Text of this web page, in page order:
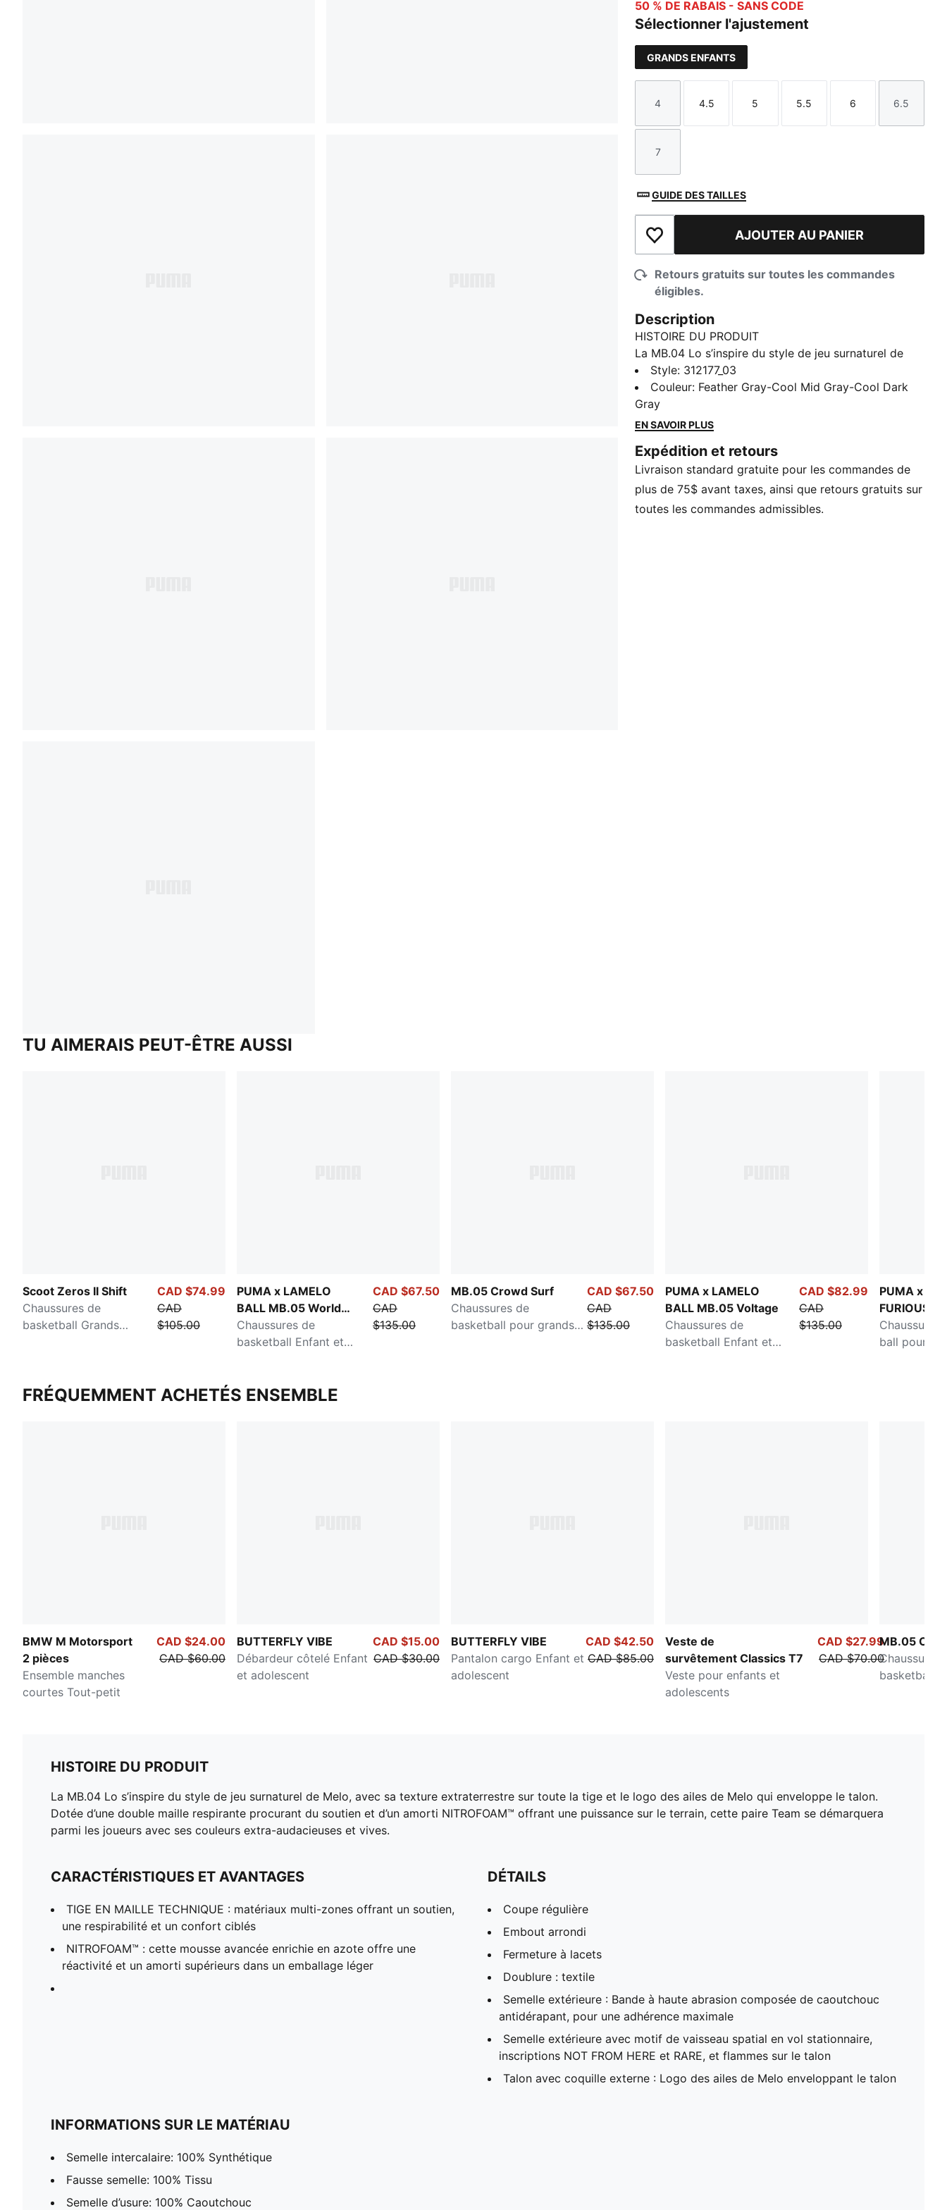
50 % DE RABAIS - SANS CODE
Sélectionner l'ajustement
GRANDS ENFANTS
Taille
4
Taille
4.5
Taille
5
Taille
5.5
Taille
6
Taille
6.5
Taille
7
GUIDE DES TAILLES
Ajouter à la liste de souhaits
AJOUTER AU PANIER
Retours gratuits sur toutes les commandes
éligibles.
Description
HISTOIRE DU PRODUIT
La MB.04 Lo s’inspire du style de jeu surnaturel de
Melo, avec sa texture extraterrestre sur toute la tige
et le logo des ailes de Melo qui enveloppe le talon.
Dotée d’une double maille respirante procurant du
soutien et d’un amorti NITROFOAM™ offrant une
démarquera parmi les joueurs avec ses couleurs
extra-audacieuses et vives.
CARACTÉRISTIQUES ET AVANTAGES
TIGE EN MAILLE TECHNIQUE : matériaux multi-zones
Style: 312177_03
Couleur: Feather Gray-Cool Mid Gray-Cool Dark
Gray
EN SAVOIR PLUS
Expédition et retours
Livraison standard gratuite pour les commandes de
plus de 75$ avant taxes, ainsi que retours gratuits sur
toutes les commandes admissibles.
TU AIMERAIS PEUT-ÊTRE AUSSI
Scoot Zeros II Shift
Chaussures de
basketball Grands
CAD $74.99
CAD
$105.00
PUMA x LAMELO
BALL MB.05 World
Tour
Chaussures de
basketball Enfant et
CAD $67.50
CAD
$135.00
MB.05 Crowd Surf
Chaussures de
basketball pour grands
CAD $67.50
CAD
$135.00
PUMA x LAMELO
BALL MB.05 Voltage
Chaussures de
basketball Enfant et
CAD $82.99
CAD
$135.00
PUMA x
FURIOUS
Chaussures
ball pour
FRÉQUEMMENT ACHETÉS ENSEMBLE
BMW M Motorsport
2 pièces
Ensemble manches
courtes Tout-petit
CAD $24.00
CAD $60.00
BUTTERFLY VIBE
Débardeur côtelé Enfant
et adolescent
CAD $15.00
CAD $30.00
BUTTERFLY VIBE
Pantalon cargo Enfant et
adolescent
CAD $42.50
CAD $85.00
Veste de
survêtement Classics T7
Veste pour enfants et
adolescents
CAD $27.99
CAD $70.00
MB.05
Chaussures
basketball
HISTOIRE DU PRODUIT
La MB.04 Lo s’inspire du style de jeu surnaturel de Melo, avec sa texture extraterrestre sur toute la tige et le logo des ailes de Melo qui enveloppe le talon.
Dotée d’une double maille respirante procurant du soutien et d’un amorti NITROFOAM™ offrant une puissance sur le terrain, cette paire Team se démarquera
parmi les joueurs avec ses couleurs extra-audacieuses et vives.
CARACTÉRISTIQUES ET AVANTAGES
TIGE EN MAILLE TECHNIQUE : matériaux multi-zones offrant un soutien,
une respirabilité et un confort ciblés
NITROFOAM™ : cette mousse avancée enrichie en azote offre une
réactivité et un amorti supérieurs dans un emballage léger
DÉTAILS
Coupe régulière
Embout arrondi
Fermeture à lacets
Doublure : textile
Semelle extérieure : Bande à haute abrasion composée de caoutchouc
antidérapant, pour une adhérence maximale
Semelle extérieure avec motif de vaisseau spatial en vol stationnaire,
inscriptions NOT FROM HERE et RARE, et flammes sur le talon
Talon avec coquille externe : Logo des ailes de Melo enveloppant le talon
INFORMATIONS SUR LE MATÉRIAU
Semelle intercalaire: 100% Synthétique
Fausse semelle: 100% Tissu
Semelle d’usure: 100% Caoutchouc